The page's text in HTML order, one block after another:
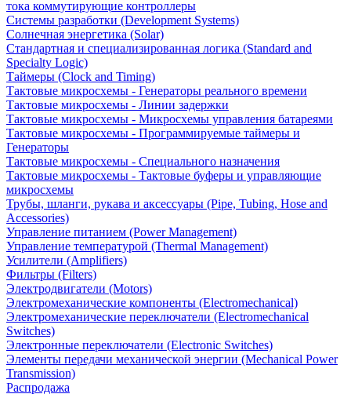
тока коммутирующие контроллеры
Системы разработки (Development Systems)
Солнечная энергетика (Solar)
Стандартная и специализированная логика (Standard and
Specialty Logic)
Таймеры (Clock and Timing)
Тактовые микросхемы - Генераторы реального времени
Тактовые микросхемы - Линии задержки
Тактовые микросхемы - Микросхемы управления батареями
Тактовые микросхемы - Программируемые таймеры и
Генераторы
Тактовые микросхемы - Специального назначения
Тактовые микросхемы - Тактовые буферы и управляющие
микросхемы
Трубы, шланги, рукава и аксессуары (Pipe, Tubing, Hose and
Accessories)
Управление питанием (Power Management)
Управление температурой (Thermal Management)
Усилители (Amplifiers)
Фильтры (Filters)
Электродвигатели (Motors)
Электромеханические компоненты (Electromechanical)
Электромеханические переключатели (Electromechanical
Switches)
Электронные переключатели (Electronic Switches)
Элементы передачи механической энергии (Mechanical Power
Transmission)
Распродажа